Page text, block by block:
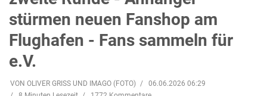
stürmen neuen Fanshop am
Flughafen - Fans sammeln für
e.V.
VON OLIVER GRISS UND IMAGO (FOTO)
06.06.2026 06:29